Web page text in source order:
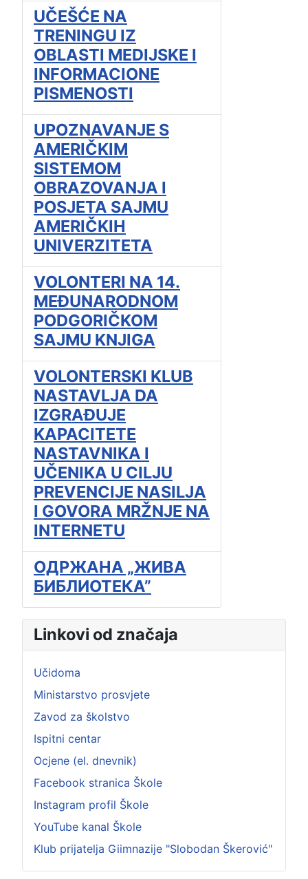
UČEŠĆE NA
TRENINGU IZ
OBLASTI MEDIJSKE I
INFORMACIONE
PISMENOSTI
UPOZNAVANJE S
AMERIČKIM
SISTEMOM
OBRAZOVANJA I
POSJETA SAJMU
AMERIČKIH
UNIVERZITETA
VOLONTERI NA 14.
MEĐUNARODNOM
PODGORIČKOM
SAJMU KNJIGA
VOLONTERSKI KLUB
NASTAVLJA DA
IZGRAĐUJE
KAPACITETE
NASTAVNIKA I
UČENIKA U CILJU
PREVENCIJE NASILJA
I GOVORA MRŽNJE NA
INTERNETU
ОДРЖАНА „ЖИВА
БИБЛИОТЕКА”
Linkovi od značaja
Učidoma
Ministarstvo prosvjete
Zavod za školstvo
Ispitni centar
Ocjene (el. dnevnik)
Facebook stranica Škole
Instagram profil Škole
YouTube kanal Škole
Klub prijatelja Giimnazije "Slobodan Škerović"